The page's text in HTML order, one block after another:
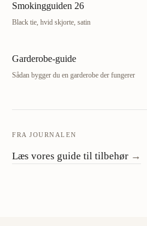
Smokingguiden 26
Black tie, hvid skjorte, satin
Garderobe-guide
Sådan bygger du en garderobe der fungerer
FRA JOURNALEN
Læs vores guide til tilbehør →